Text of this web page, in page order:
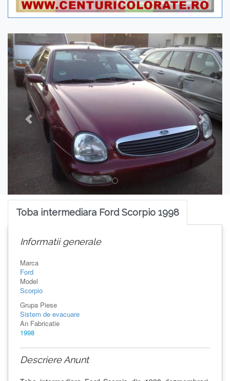
Previous Next
Toba intermediara Ford Scorpio 1998
Informatii generale
Marca
Ford
Model
Scorpio
Grupa Piese
Sistem de evacuare
An Fabricatie
1998
Descriere Anunt